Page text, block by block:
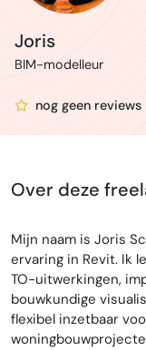
Joris
BIM-modelleur
nog geen reviews
Over deze
Mijn naam is Joris
ervaring in Revit. Ik
TO-uitwerkingen,
bouwkundige
flexibel inzetbaar